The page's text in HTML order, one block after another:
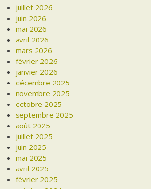
juillet 2026
juin 2026
mai 2026
avril 2026
mars 2026
février 2026
janvier 2026
décembre 2025
novembre 2025
octobre 2025
septembre 2025
août 2025
juillet 2025
juin 2025
mai 2025
avril 2025
février 2025